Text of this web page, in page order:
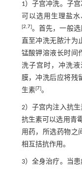
1）子宫冲洗。子
可以选用生理盐
[2,7]。首先，一般选
直至冲洗无脓汁为
锰酸钾溶液长时间
洗子宫时，冲洗
膜，冲洗后应将残
生素[7]。
2）子宫内注入抗
抗生素可以选用青
用药，所选药物之
相互拮抗作用。
3）全身治疗。当